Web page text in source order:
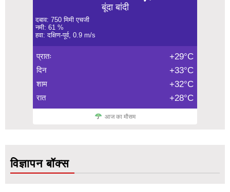
बूंदा बांदी
दबाव: 750 मिमी एचजी
नमी: 61 %
हवा: दक्षिण-पूर्व, 0.9 m/s
प्रातः +29°C
दिन +33°C
शाम +32°C
रात +28°C
आज का मौसम
विज्ञापन बॉक्स